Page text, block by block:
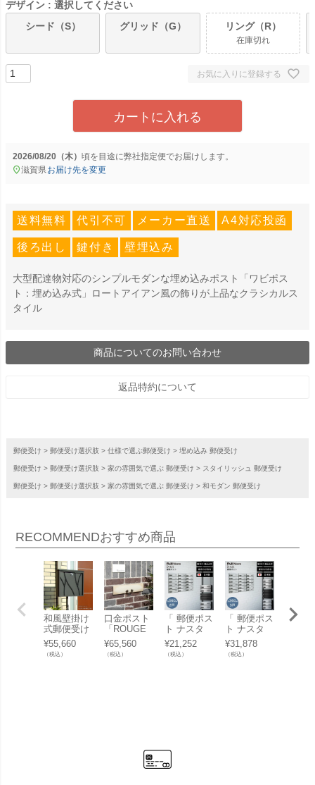
デザイン
選択してください
シード（S）
グリッド（G） リング（R）
在庫切れ
お気に入りに登録する
カートに入れる
2026/08/20（木） に弊社指定便でお届けします。
滋賀県 お届け先を変更
送料無料 代引不可 メーカー直送 A4対応投函
後ろ出し 鍵付き 壁埋込み
大型配達物対応のシンプルモダンな埋め込みポスト「ワビポス
ト：埋め込み式」ロートアイアン風の飾りが上品なクラシカルス
タイル
商品についてのお問い合わせ
返品特約について
郵便受け 郵便受け選択肢 仕様で選ぶ郵便受け 埋め込み 郵便受け
郵便受け 郵便受け選択肢 家の雰囲気で選ぶ 郵便受け スタイリッシュ 郵便受け
郵便受け 郵便受け選択肢 家の雰囲気で選ぶ 郵便受け 和モダン 郵便受け
RECOMMENDおすすめ商品
和風壁掛け
式郵便受け
「Wabi pos
t ワビポス
ト 壁掛け式
¥55,660
（税込）
口金ポスト
「ROUGE
ルージュ
マカラ」 05
／15タイ
¥65,560
（税込）
「 郵便ポス
ト ナスタ
ディオール
（Nasta D-
ALL） W36
ン・集合住
宅向け 郵便
¥21,252
（税込）
「 郵便ポス
ト ナスタ
ディオール
（Nasta D-
ALL） W36
¥31,878
（税込）
「 郵